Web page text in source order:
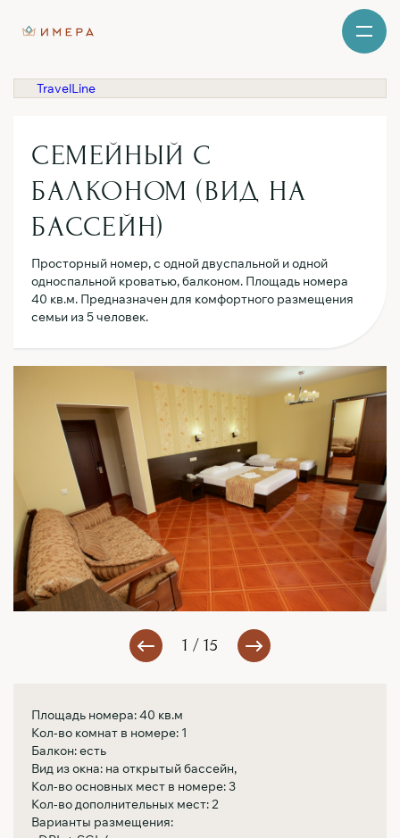
TravelLine
СЕМЕЙНЫЙ С
БАЛКОНОМ (ВИД НА
БАССЕЙН)
Просторный номер, с одной двуспальной и одной
односпальной кроватью, балконом. Площадь номера
40 кв.м. Предназначен для комфортного размещения
семьи из 5 человек.
1 / 15
Площадь номера: 40 кв.м
Кол-во комнат в номере: 1
Балкон: есть
Вид из окна: на открытый бассейн,
Кол-во основных мест в номере: 3
Кол-во дополнительных мест: 2
Варианты размещения: